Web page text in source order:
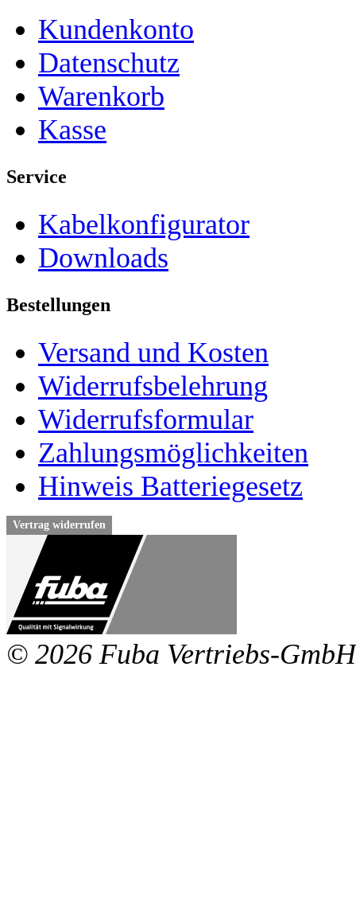
Kundenkonto
Datenschutz
Warenkorb
Kasse
Service
Kabelkonfigurator
Downloads
Bestellungen
Versand und Kosten
Widerrufsbelehrung
Widerrufsformular
Zahlungsmöglichkeiten
Hinweis Batteriegesetz
Vertrag widerrufen
© 2026 Fuba Vertriebs-GmbH